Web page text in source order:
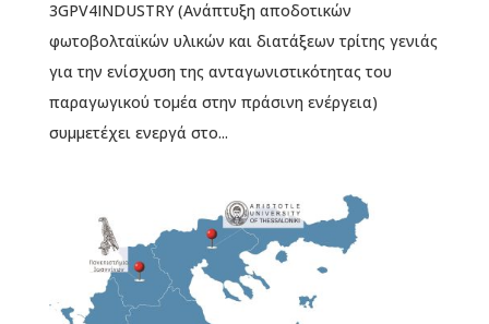
3GPV4INDUSTRY (Ανάπτυξη αποδοτικών
φωτοβολταϊκών υλικών και διατάξεων τρίτης γενιάς
για την ενίσχυση της ανταγωνιστικότητας του
παραγωγικού τομέα στην πράσινη ενέργεια)
συμμετέχει ενεργά στο...